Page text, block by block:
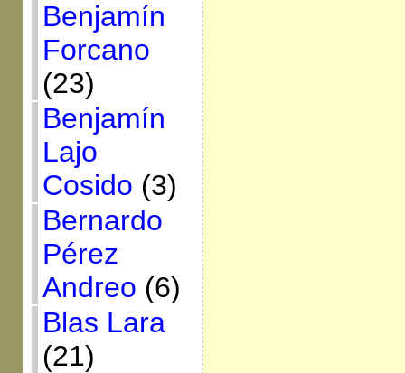
Benjamín
Forcano
(23)
Benjamín
Lajo
Cosido (3)
Bernardo
Pérez
Andreo (6)
Blas Lara
(21)